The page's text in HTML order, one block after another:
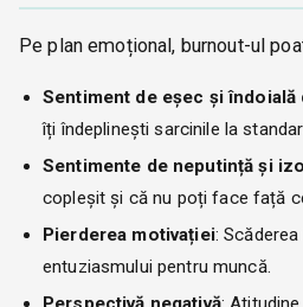
Pe plan emoțional, burnout-ul
Sentiment de eșec și îndoială
îți îndeplinești sarcinile la
Sentimente de neputință și
copleșit și că nu poți face față
Pierderea motivației:
entuziasmului pentru muncă.